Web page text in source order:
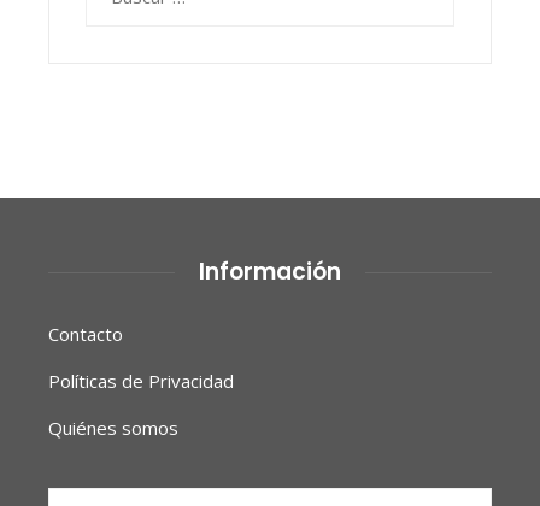
Información
Contacto
Políticas de Privacidad
Quiénes somos